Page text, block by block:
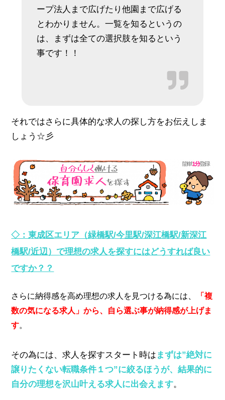
ープ法人まで広げたり他園まで広げる
とわかりません。一覧を知るというの
は、まずは全ての選択肢を知るという
事です！！
それではさらに具体的な求人の探し方をお伝えしま
しょう☆彡
◇：東成区エリア（緑橋駅/今里駅/深江橋駅/新深江
橋駅/近辺）で理想の求人を探すにはどうすれば良い
ですか？？
さらに納得感を高め理想の求人を見つける為には、
「複
数の気になる求人」から、自ら選ぶ事が納得感が上げま
す。
その為には、求人を探すスタート時は まずは”絶対に
譲りたくない転職条件１つ”に絞るほうが、結果的に
自分の理想を沢山叶える求人に出会えます。